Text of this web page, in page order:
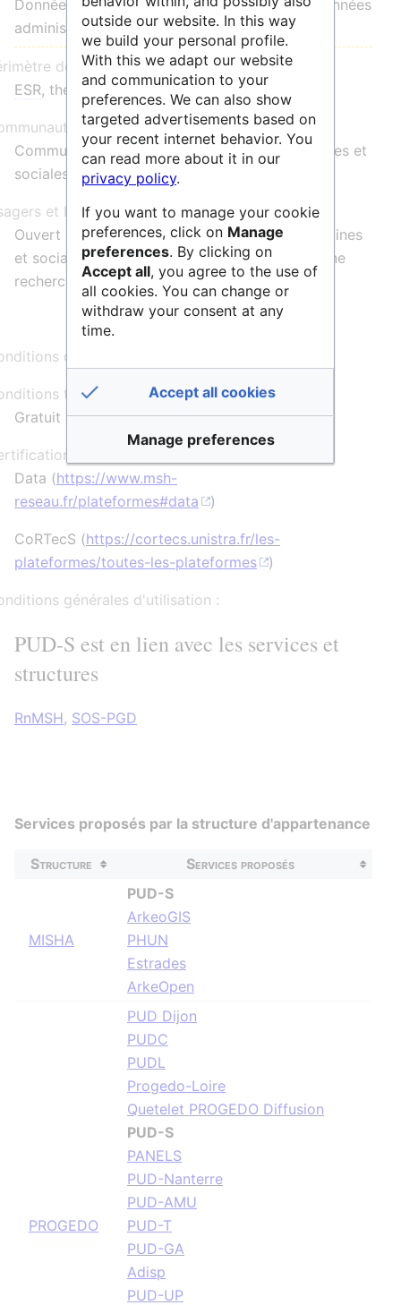
Données quantitatives, Données d'enquête, Données
administratives
de communauté :
ESR, thématique, national
d'utilisateurs :
Communauté de recherche en sciences humaines et
sociales
et bénéficiaires :
Ouvert à tous les chercheurs en Sciences humaines
et sociales et les étudiants s’engageant dans une
recherche en Master ou Doctorat
d'usage :
tarifaires :
Gratuit
Label :
Data (https://www.msh-
reseau.fr/plateformes#data
)
CoRTecS (https://cortecs.unistra.fr/les-
plateformes/toutes-les-plateformes
)
générales d'utilisation :
PUD-S est en lien avec les services et
structures
RnMSH, SOS-PGD
Services proposés par la structure d'appartenance
Structure Services proposés
MISHA
PUD-S
ArkeoGIS
PHUN
Estrades
ArkeOpen
PROGEDO
PUD Dijon
PUDC
PUDL
Progedo-Loire
Quetelet PROGEDO Diffusion
PUD-S
PANELS
PUD-Nanterre
PUD-AMU
PUD-T
PUD-GA
Adisp
PUD-UP
outside our website. In this way
we build your personal profile.
With this we adapt our website
and communication to your
preferences. We can also show
targeted advertisements based on
your recent internet behavior. You
can read more about it in our
privacy policy.
If you want to manage your cookie
preferences, click on Manage
preferences. By clicking on
Accept all, you agree to the use of
all cookies. You can change or
withdraw your consent at any
time.
Accept all cookies
Manage preferences